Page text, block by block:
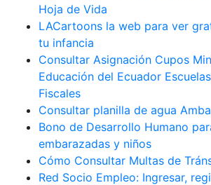
Hoja de Vida
LACartoons la web para ver
tu infancia
Consultar Asignación Cupos
Educación del Ecuador
Fiscales
Consultar planilla de agua
Bono de Desarrollo Humano
embarazadas y niños
Cómo Consultar Multas de
Red Socio Empleo: Ingresar,